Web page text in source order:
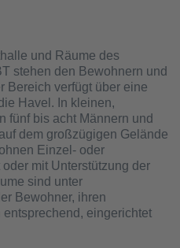
und Räume des
stehen den Bewohnern und
Bereich verfügt über eine
Havel. In kleinen,
fünf bis acht Männern und
dem großzügigen Gelände
Einzel- oder
mit Unterstützung der
sind unter
Bewohner, ihren
eingerichtet